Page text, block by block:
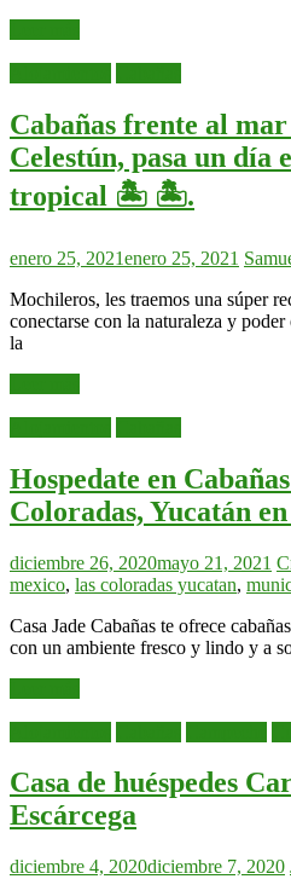
Cabañas frente al
Celestún, pasa un día
tropical 🏝️ 🏝️.
enero 25, 2021enero 25, 2021
Mochileros, les traemos una súper
conectarse con la naturaleza y
la
Hospedate en
Coloradas, Yucatán
diciembre 26, 2020mayo 21, 2021
mexico, las coloradas yucatan,
Casa Jade Cabañas te ofrece
con un ambiente fresco y lindo y a
Casa de huéspedes
Escárcega
diciembre 4, 2020diciembre 7, 2020